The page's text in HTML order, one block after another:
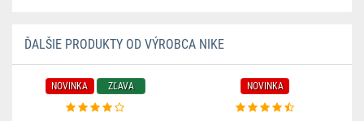
ĎALŠIE PRODUKTY OD VÝROBCA NIKE
NOVINKA ZĽAVA NOVINKA